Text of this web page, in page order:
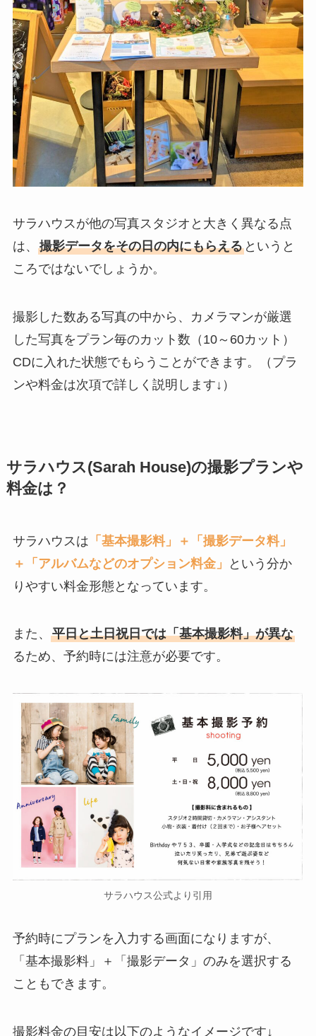
サラハウスが他の写真スタジオと大きく異なる点
は、 撮影データをその日の内にもらえるというと
ころではないでしょうか。
撮影した数ある写真の中から、カメラマンが厳選
した写真をプラン毎のカット数（10～60カット）
CDに入れた状態でもらうことができます。（プラ
ンや料金は次項で詳しく説明します↓）
サラハウス(Sarah House)の撮影プランや
料金は？
サラハウスは 「基本撮影料」＋「撮影データ料」
＋「アルバムなどのオプション料金」
という分か
りやすい料金形態となっています。
また、 平日と土日祝日では「基本撮影料」が異な
るため、予約時には注意が必要です。
サラハウス公式より引用
予約時にプランを入力する画面になりますが、
「基本撮影料」＋「撮影データ」のみを選択する
こともできます。
撮影料金の目安は以下のようなイメージです↓